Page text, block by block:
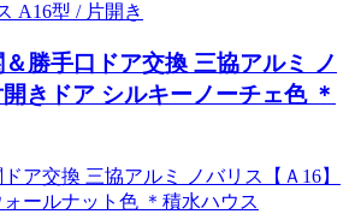
A16型 / 片開き
勝手口ドア交換 三協アルミ ノ
きドア シルキーノーチェ色 ＊